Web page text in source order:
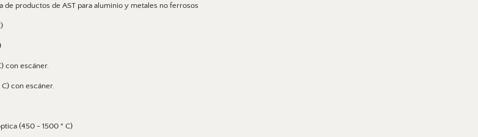
productos de AST para aluminio y metales no ferrosos
con escáner.
C) con escáner.
(450 - 1500 ° C)